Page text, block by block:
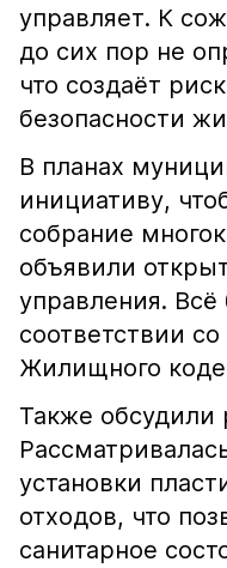
управляет. К
до сих пор не
что создаёт
безопасности
В планах
инициативу,
собрание
объявили
управления. Всё
соответствии со
Жилищного
Также обсудили
установки
отходов, что
санитарное